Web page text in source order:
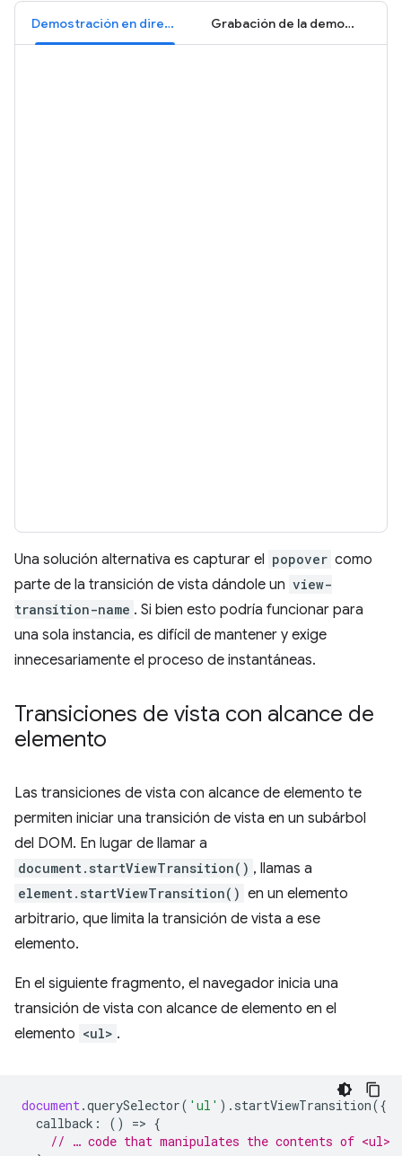
Demostración en directo Grabación de la demostración:
Una solución alternativa es capturar el popover como
parte de la transición de vista dándole un view-
transition-name . Si bien esto podría funcionar para
una sola instancia, es difícil de mantener y exige
innecesariamente el proceso de instantáneas.
Transiciones de vista con alcance de
elemento
Las transiciones de vista con alcance de elemento te
permiten iniciar una transición de vista en un subárbol
del DOM. En lugar de llamar a
document.startViewTransition() , llamas a
element.startViewTransition() en un elemento
arbitrario, que limita la transición de vista a ese
elemento.
En el siguiente fragmento, el navegador inicia una
transición de vista con alcance de elemento en el
elemento <ul> .
document.querySelector( 'ul' ). startViewTransition({
callback : () => {
// … code that manipulates the contents of <ul>